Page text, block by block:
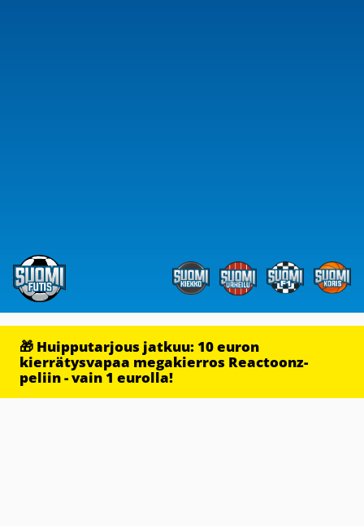
🎁 Huipputarjous jatkuu: 10 euron
kierrätysvapaa megakierros Reactoonz-
peliin - vain 1 eurolla!